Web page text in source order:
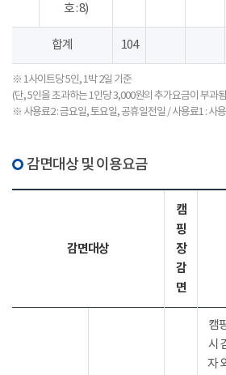
호 : 8)
합계 104
※ 1사이트당 5인, 1박 2일 기준
(단, 5인을 초과하는 1인당 3,000원의 추가요금이 부과
※ 사용료2 : 금요일, 토요일, 공휴일전일 / 사용료1 : 사
감면대상 및 이용요금
감면대상
캠
핑
장
감
면
캠
시
자